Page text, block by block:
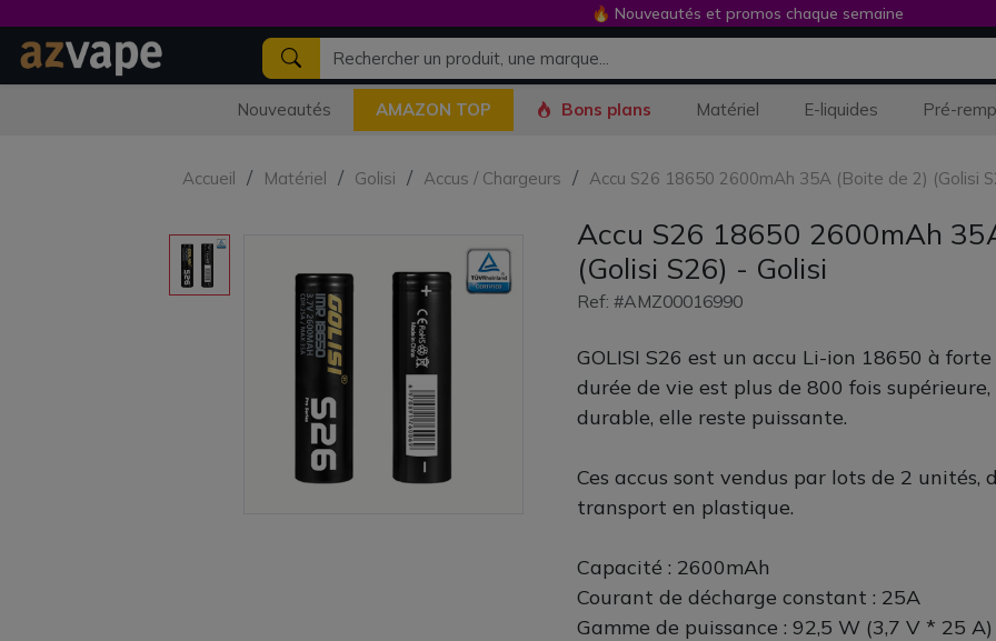
Nouveautés AMAZON TOP Bons plans Matériel E-liquides Pré-
Accueil Matériel Golisi Accus / Chargeurs Accu S26 18650 2600mAh 35A (Boite de 2) (Golisi
Accu S26 18650 2600mAh
(Golisi S26) - Golisi
Ref: #AMZ00016990
GOLISI S26 est un accu Li-ion 18650 à
durée de vie est plus de 800 fois
durable, elle reste puissante.
Ces accus sont vendus par lots de 2 unités,
transport en plastique.
Capacité : 2600mAh
Courant de décharge constant : 25A
Gamme de puissance : 92,5 W (3,7 V * 25
🔥 Nouveautés et promos chaque semaine